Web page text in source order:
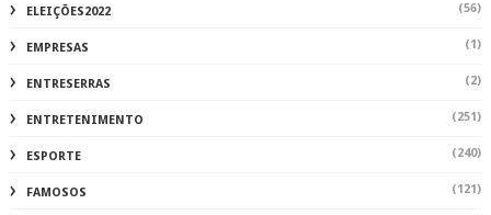
ELEIÇÕES2022 (56)
EMPRESAS (1)
ENTRESERRAS (2)
ENTRETENIMENTO (251)
ESPORTE (240)
FAMOSOS (121)